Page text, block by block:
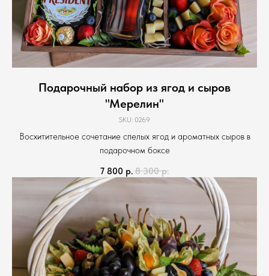
Подарочный набор из ягод и сыров
"Мерелин"
SKU: 0269
Восхитительное сочетание спелых ягод и ароматных сыров в
подарочном боксе
7 800 р.8 300 р.